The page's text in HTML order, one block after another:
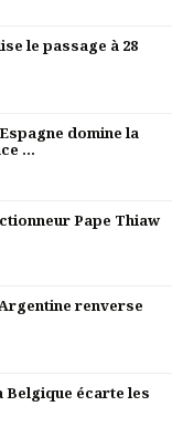
le passage à 28
domine la
...
Pape Thiaw
renverse
Belgique écarte les